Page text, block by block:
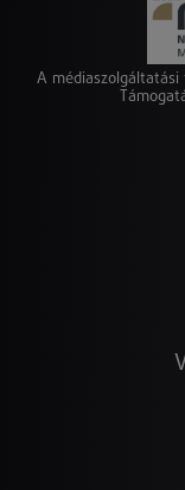
A médiaszolgáltatási